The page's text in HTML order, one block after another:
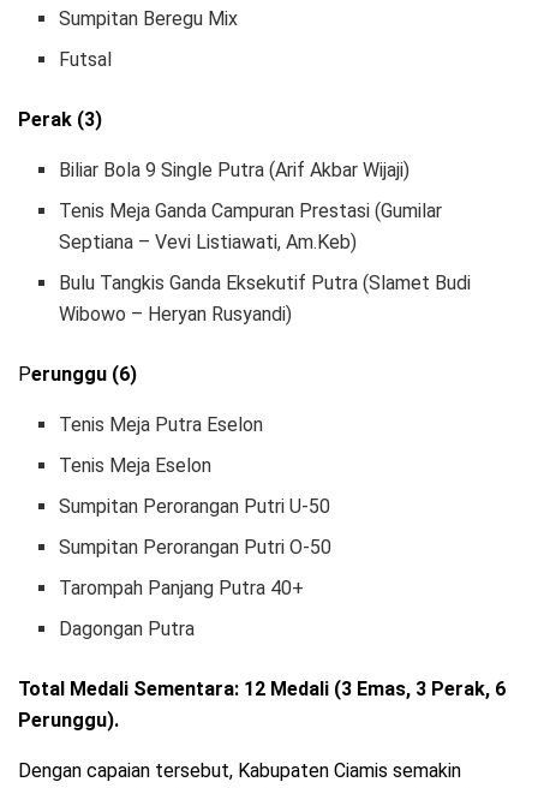
Sumpitan Beregu Mix
Futsal
Perak (3)
Biliar Bola 9 Single Putra (Arif Akbar Wijaji)
Tenis Meja Ganda Campuran Prestasi (Gumilar
Septiana – Vevi Listiawati, Am.Keb)
Bulu Tangkis Ganda Eksekutif Putra (Slamet Budi
Wibowo – Heryan Rusyandi)
Perunggu (6)
Tenis Meja Putra Eselon
Tenis Meja Eselon
Sumpitan Perorangan Putri U-50
Sumpitan Perorangan Putri O-50
Tarompah Panjang Putra 40+
Dagongan Putra
Total Medali Sementara: 12 Medali (3 Emas, 3 Perak, 6
Perunggu).
Dengan capaian tersebut, Kabupaten Ciamis semakin